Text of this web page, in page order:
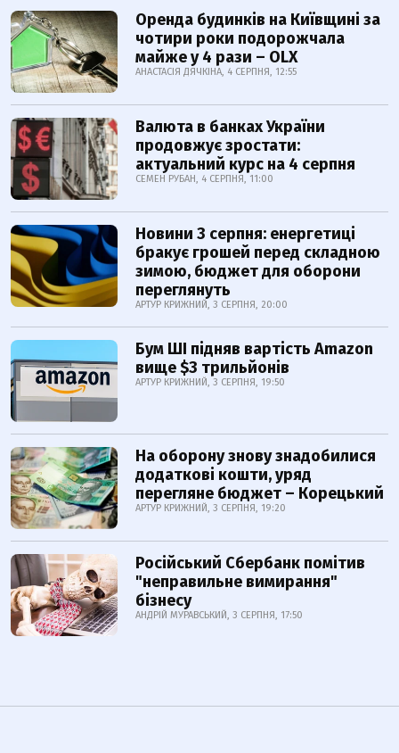
Оренда будинків на Київщині за
чотири роки подорожчала
майже у 4 рази – OLX
АНАСТАСІЯ ДЯЧКІНА, 4 СЕРПНЯ, 12:55
Валюта в банках України
продовжує зростати:
актуальний курс на 4 серпня
СЕМЕН РУБАН, 4 СЕРПНЯ, 11:00
Новини 3 серпня: енергетиці
бракує грошей перед складною
зимою, бюджет для оборони
переглянуть
АРТУР КРИЖНИЙ, 3 СЕРПНЯ, 20:00
Бум ШІ підняв вартість Amazon
вище $3 трильйонів
АРТУР КРИЖНИЙ, 3 СЕРПНЯ, 19:50
На оборону знову знадобилися
додаткові кошти, уряд
перегляне бюджет – Корецький
АРТУР КРИЖНИЙ, 3 СЕРПНЯ, 19:20
Російський Сбербанк помітив
"неправильне вимирання"
бізнесу
АНДРІЙ МУРАВСЬКИЙ, 3 СЕРПНЯ, 17:50